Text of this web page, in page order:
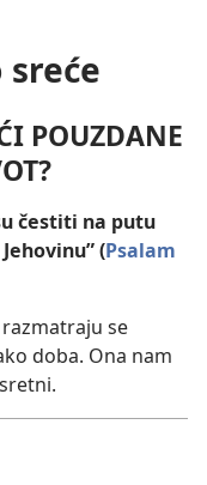
sreće
POUZDANE
čestiti na putu
(Psalam
se
doba. Ona nam